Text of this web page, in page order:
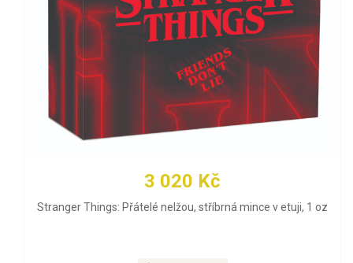
3 020 Kč
Stranger Things: Přátelé nelžou, stříbrná mince v etuji, 1 oz